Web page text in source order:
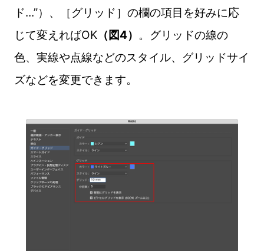
ド...”）、［グリッド］の欄の項目を好みに応
じて変えればOK（図4） 。グリッドの線の
色、実線や点線などのスタイル、グリッドサイ
ズなどを変更できます。